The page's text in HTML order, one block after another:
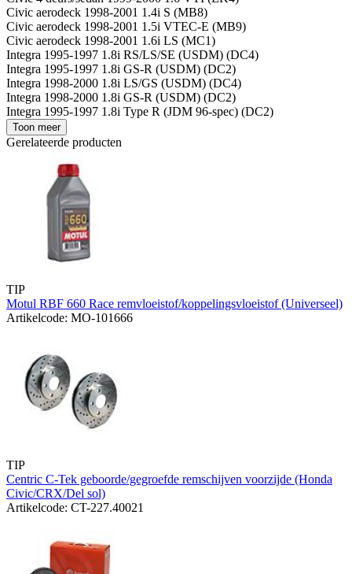
Civic aerodeck 1998-2001 1.4i S (MB8)
Civic aerodeck 1998-2001 1.5i VTEC-E (MB9)
Civic aerodeck 1998-2001 1.6i LS (MC1)
Integra 1995-1997 1.8i RS/LS/SE (USDM) (DC4)
Integra 1995-1997 1.8i GS-R (USDM) (DC2)
Integra 1998-2000 1.8i LS/GS (USDM) (DC4)
Integra 1998-2000 1.8i GS-R (USDM) (DC2)
Integra 1995-1997 1.8i Type R (JDM 96-spec) (DC2)
Toon meer
Gerelateerde producten
TIP
Motul RBF 660 Race remvloeistof/koppelingsvloeistof (Universeel)
Artikelcode: MO-101666
TIP
Centric C-Tek geboorde/gegroefde remschijven voorzijde (Honda
Civic/CRX/Del sol)
Artikelcode: CT-227.40021